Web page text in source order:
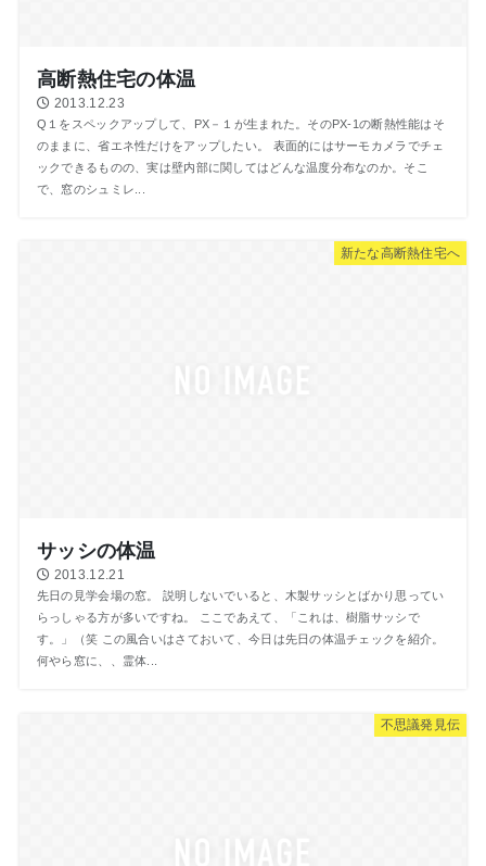
高断熱住宅の体温
2013.12.23
Q１をスペックアップして、PX－１が生まれた。そのPX‐1の断熱性能はそ
のままに、省エネ性だけをアップしたい。 表面的にはサーモカメラでチェ
ックできるものの、実は壁内部に関してはどんな温度分布なのか。そこ
で、窓のシュミレ...
新たな高断熱住宅へ
サッシの体温
2013.12.21
先日の見学会場の窓。 説明しないでいると、木製サッシとばかり思ってい
らっしゃる方が多いですね。 ここであえて、「これは、樹脂サッシで
す。」（笑 この風合いはさておいて、今日は先日の体温チェックを紹介。
何やら窓に、、霊体...
不思議発見伝